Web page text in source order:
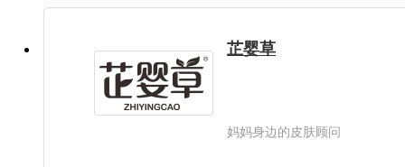
芷婴草
妈妈身边的皮肤顾问